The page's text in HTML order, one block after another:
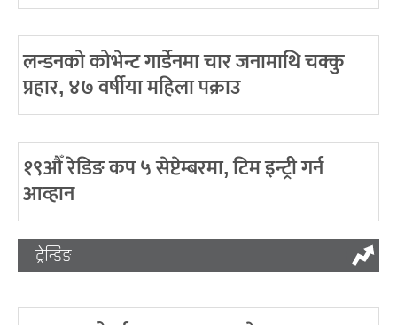
लन्डनको कोभेन्ट गार्डेनमा चार जनामाथि चक्कु
प्रहार, ४७ वर्षीया महिला पक्राउ
१९औँ रेडिङ कप ५ सेप्टेम्बरमा, टिम इन्ट्री गर्न
आव्हान
ट्रेन्डिङ